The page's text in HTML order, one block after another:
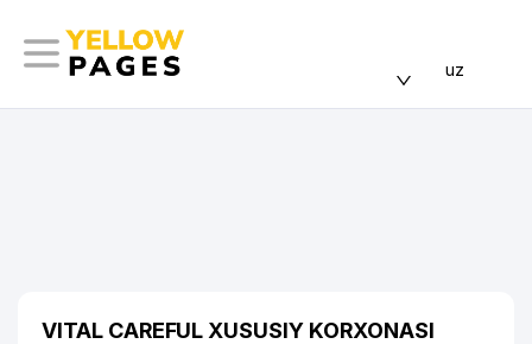
uz
VITAL CAREFUL XUSUSIY KORXONASI